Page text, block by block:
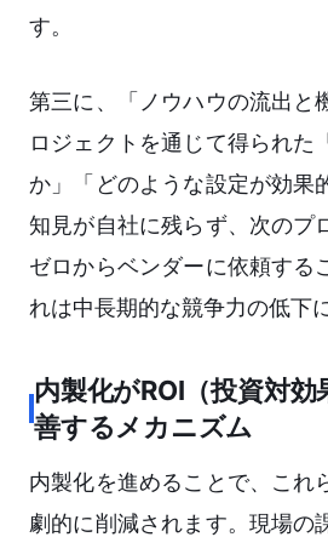
す。
第三に、「ノウハウの流出と
ロジェクトを通じて得られた
か」「どのような設定が効果
知見が自社に残らず、次のプ
ゼロからベンダーに依頼する
れは中長期的な競争力の低下
内製化がROI（投資対
善するメカニズム
内製化を進めることで、これ
劇的に削減されます。現場の